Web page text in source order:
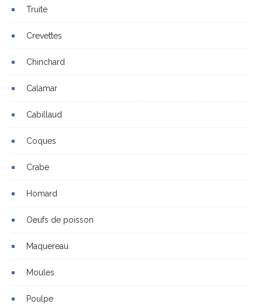
Truite
Crevettes
Chinchard
Calamar
Cabillaud
Coques
Crabe
Homard
Oeufs de poisson
Maquereau
Moules
Poulpe